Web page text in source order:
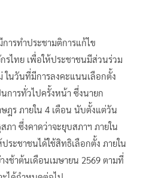
ารทำประชามติการแก้ไข
รไทย เพื่อให้ประชาชนมีส่วนร่วม
ในวันที่มีการลงคะแนนเลือกตั้ง
การทั่วไปครั้งหน้า ซึ่งนายก
ฎร ภายใน 4 เดือน นับตั้งแต่วัน
ภา ซึ่งคาดว่าจะยุบสภาฯ ภายใน
ระชาชนได้ใช้สิทธิเลือกตั้ง ภายใน
งช้าต้นเดือนเมษายน 2569 ตามที่